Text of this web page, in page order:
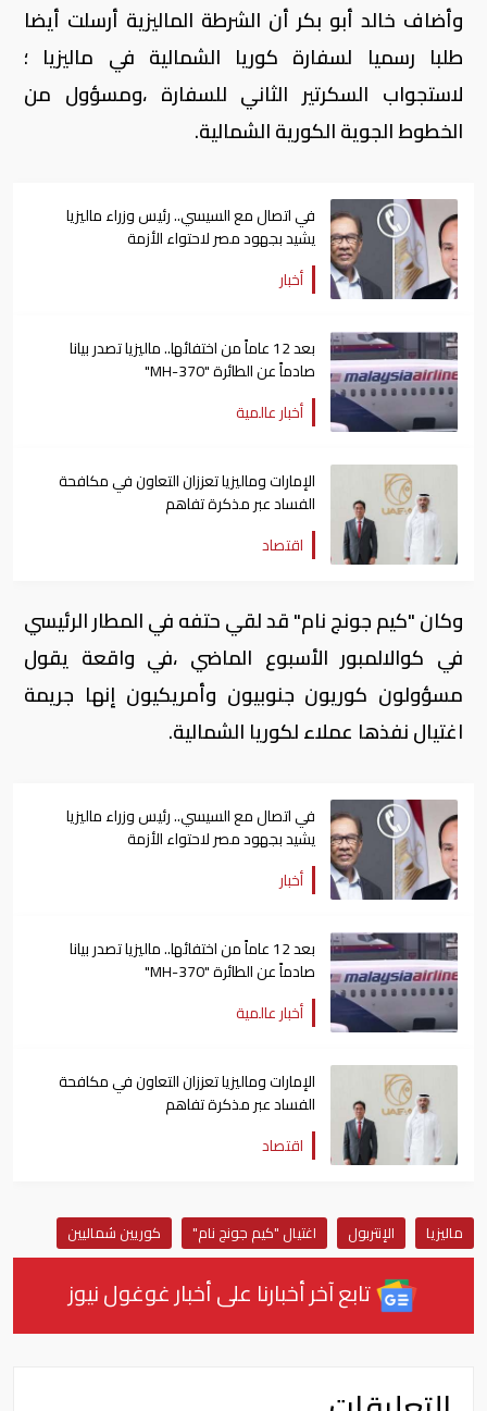
وأضاف خالد أبو بكر أن الشرطة الماليزية أرسلت أيضا
طلبا رسميا لسفارة كوريا الشمالية في ماليزيا ؛
لاستجواب السكرتير الثاني للسفارة ،ومسؤول من
الخطوط الجوية الكورية الشمالية.
في اتصال مع السيسي.. رئيس وزراء ماليزيا
يشيد بجهود مصر لاحتواء الأزمة
أخبار
بعد 12 عاماً من اختفائها.. ماليزيا تصدر بيانا
صادماً عن الطائرة "MH-370"
أخبار عالمية
الإمارات وماليزيا تعززان التعاون في مكافحة
الفساد عبر مذكرة تفاهم
اقتصاد
وكان "كيم جونج نام" قد لقي حتفه في المطار الرئيسي
في كوالالمبور الأسبوع الماضي ،في واقعة يقول
مسؤولون كوريون جنوبيون وأمريكيون إنها جريمة
اغتيال نفذها عملاء لكوريا الشمالية.
في اتصال مع السيسي.. رئيس وزراء ماليزيا
يشيد بجهود مصر لاحتواء الأزمة
أخبار
بعد 12 عاماً من اختفائها.. ماليزيا تصدر بيانا
صادماً عن الطائرة "MH-370"
أخبار عالمية
الإمارات وماليزيا تعززان التعاون في مكافحة
الفساد عبر مذكرة تفاهم
اقتصاد
ماليزيا الإنتربول اغتيال "كيم جونج نام" كوريين شماليين
تابع آخر أخبارنا على أخبار غوغول نيوز